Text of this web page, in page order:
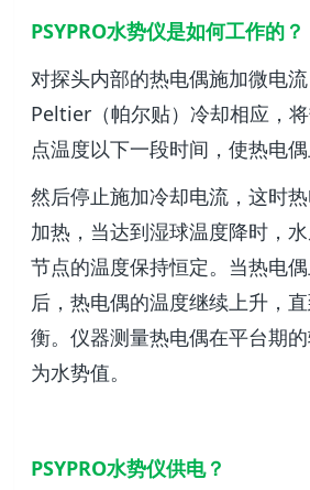
PSYPRO水势仪是如何工作的？
对探头内部的热电偶施加微电
Peltier（帕尔贴）冷却相应，
点温度以下一段时间，使热电偶
然后停止施加冷却电流，这时
加热，当达到湿球温度降时，
节点的温度保持恒定。当热电
后，热电偶的温度继续上升，
衡。仪器测量热电偶在平台期
为水势值。
PSYPRO水势仪供电？